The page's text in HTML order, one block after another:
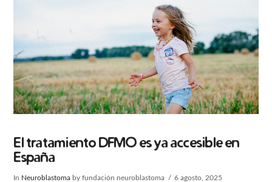
El tratamiento DFMO es ya accesible en
España
In Neuroblastoma by fundación neuroblastoma 6 agosto, 2025